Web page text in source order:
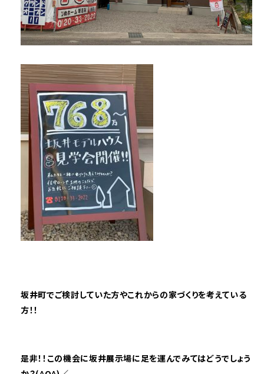
坂井町でご検討していた方やこれからの家づくりを考えている
方！！
是非！！この機会に坂井展示場に足を運んでみてはどうでしょう